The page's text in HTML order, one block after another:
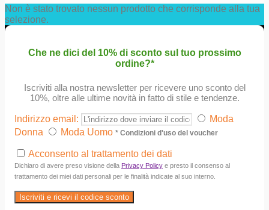
Non è stato trovato nessun prodotto che corrisponde alla tua
selezione.
Che ne dici del 10% di sconto sul tuo prossimo
ordine?*
Iscriviti alla nostra newsletter per ricevere uno sconto del
10%, oltre alle ultime novità in fatto di stile e tendenze.
Indirizzo email:
Moda
Donna
Moda Uomo * Condizioni d'uso del voucher
Acconsento al trattamento dei dati
Dichiaro di avere preso visione della Privacy Policy e presto il consenso al
trattamento dei miei dati personali per le finalità indicate al suo interno.